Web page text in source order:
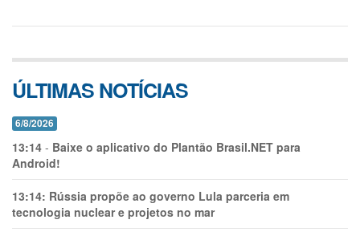
ÚLTIMAS NOTÍCIAS
6/8/2026
13:14 - Baixe o aplicativo do Plantão Brasil.NET para
Android!
13:14: Rússia propõe ao governo Lula parceria em
tecnologia nuclear e projetos no mar